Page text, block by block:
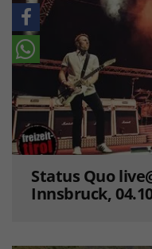
Status Quo
Innsbruck,